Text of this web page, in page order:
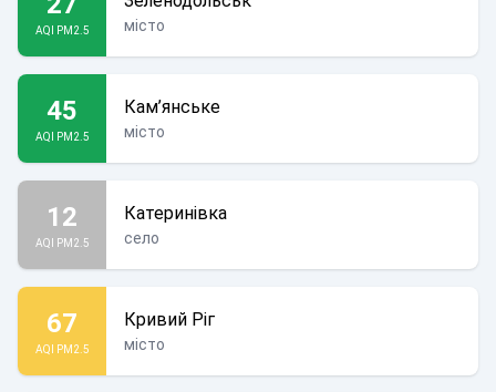
AQI PM2.5 місто
45
AQI PM2.5
Кам’янське
місто
12
AQI PM2.5
Катеринівка
село
67
AQI PM2.5
Кривий Ріг
місто